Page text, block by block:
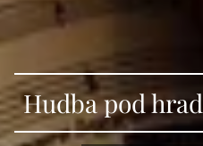
Hudba pod